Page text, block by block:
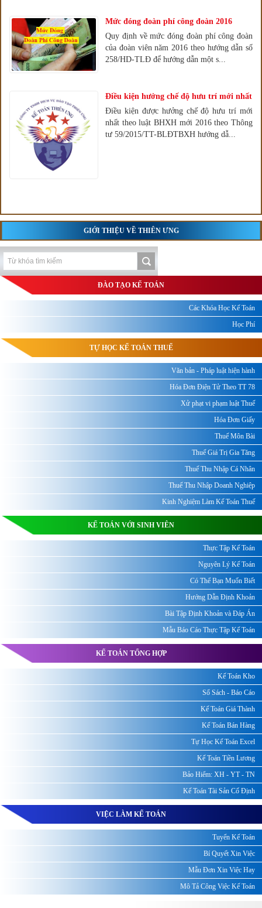
Mức đóng đoàn phí công đoàn 2016
Quy định về mức đóng đoàn phí công đoàn
của đoàn viên năm 2016 theo hướng dẫn số
258/HD-TLĐ để hướng dẫn một s...
Điều kiện hưởng chế độ hưu trí mới nhất
Điều kiện được hưởng chế độ hưu trí mới
nhất theo luật BHXH mới 2016 theo Thông
tư 59/2015/TT-BLĐTBXH hướng dẫ...
GIỚI THIỆU VỀ THIÊN ƯNG
ĐÀO TẠO KẾ TOÁN
Các Khóa Học Kế Toán
Học Phí
TỰ HỌC KẾ TOÁN THUẾ
Văn bản - Pháp luật hiện hành
Hóa Đơn Điện Tử Theo TT 78
Xử phạt vi phạm luật Thuế
Hóa Đơn Giấy
Thuế Môn Bài
Thuế Giá Trị Gia Tăng
Thuế Thu Nhập Cá Nhân
Thuế Thu Nhập Doanh Nghiệp
Kinh Nghiệm Làm Kế Toán Thuế
KẾ TOÁN VỚI SINH VIÊN
Thực Tập Kế Toán
Nguyên Lý Kế Toán
Có Thể Bạn Muốn Biết
Hướng Dẫn Định Khoản
Bài Tập Định Khoản và Đáp Án
Mẫu Báo Cáo Thực Tập Kế Toán
KẾ TOÁN TỔNG HỢP
Kế Toán Kho
Sổ Sách - Báo Cáo
Kế Toán Giá Thành
Kế Toán Bán Hàng
Tự Học Kế Toán Excel
Kế Toán Tiền Lương
Bảo Hiểm: XH - YT - TN
Kế Toán Tài Sản Cố Định
VIỆC LÀM KẾ TOÁN
Tuyển Kế Toán
Bí Quyết Xin Việc
Mẫu Đơn Xin Việc Hay
Mô Tả Công Việc Kế Toán